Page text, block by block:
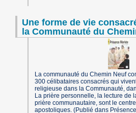
Une forme de vie
la Communauté du
La communauté du Chemin Neuf
300 célibataires consacrés qui
religieuse dans la Communauté,
La prière personnelle, la lecture de
prière communautaire, sont le
apostoliques. (Publié dans